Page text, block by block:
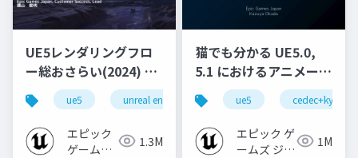
UE5レンダリングフロ
ー総おさらい(2024) 基
礎編！
[CEDEC+KYUSHU
2024]
ue5 unreal engine ue-rendering
エピック
ゲームズ
1.3M
猫でも分かる UE5.0,
5.1 におけるアニメーシ
ョンの新機能について
【CEDEC+KYUSHU
2022】
ue5 cedec+kyushu
エピック ゲ
ームズ ジャ
1M